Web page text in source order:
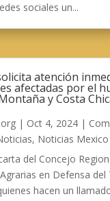
sociales un...
atención
afectadas por el
y Costa
| Oct 4, 2024|
, Noticias Mexico
del Concejo
en Defensa del
hacen un